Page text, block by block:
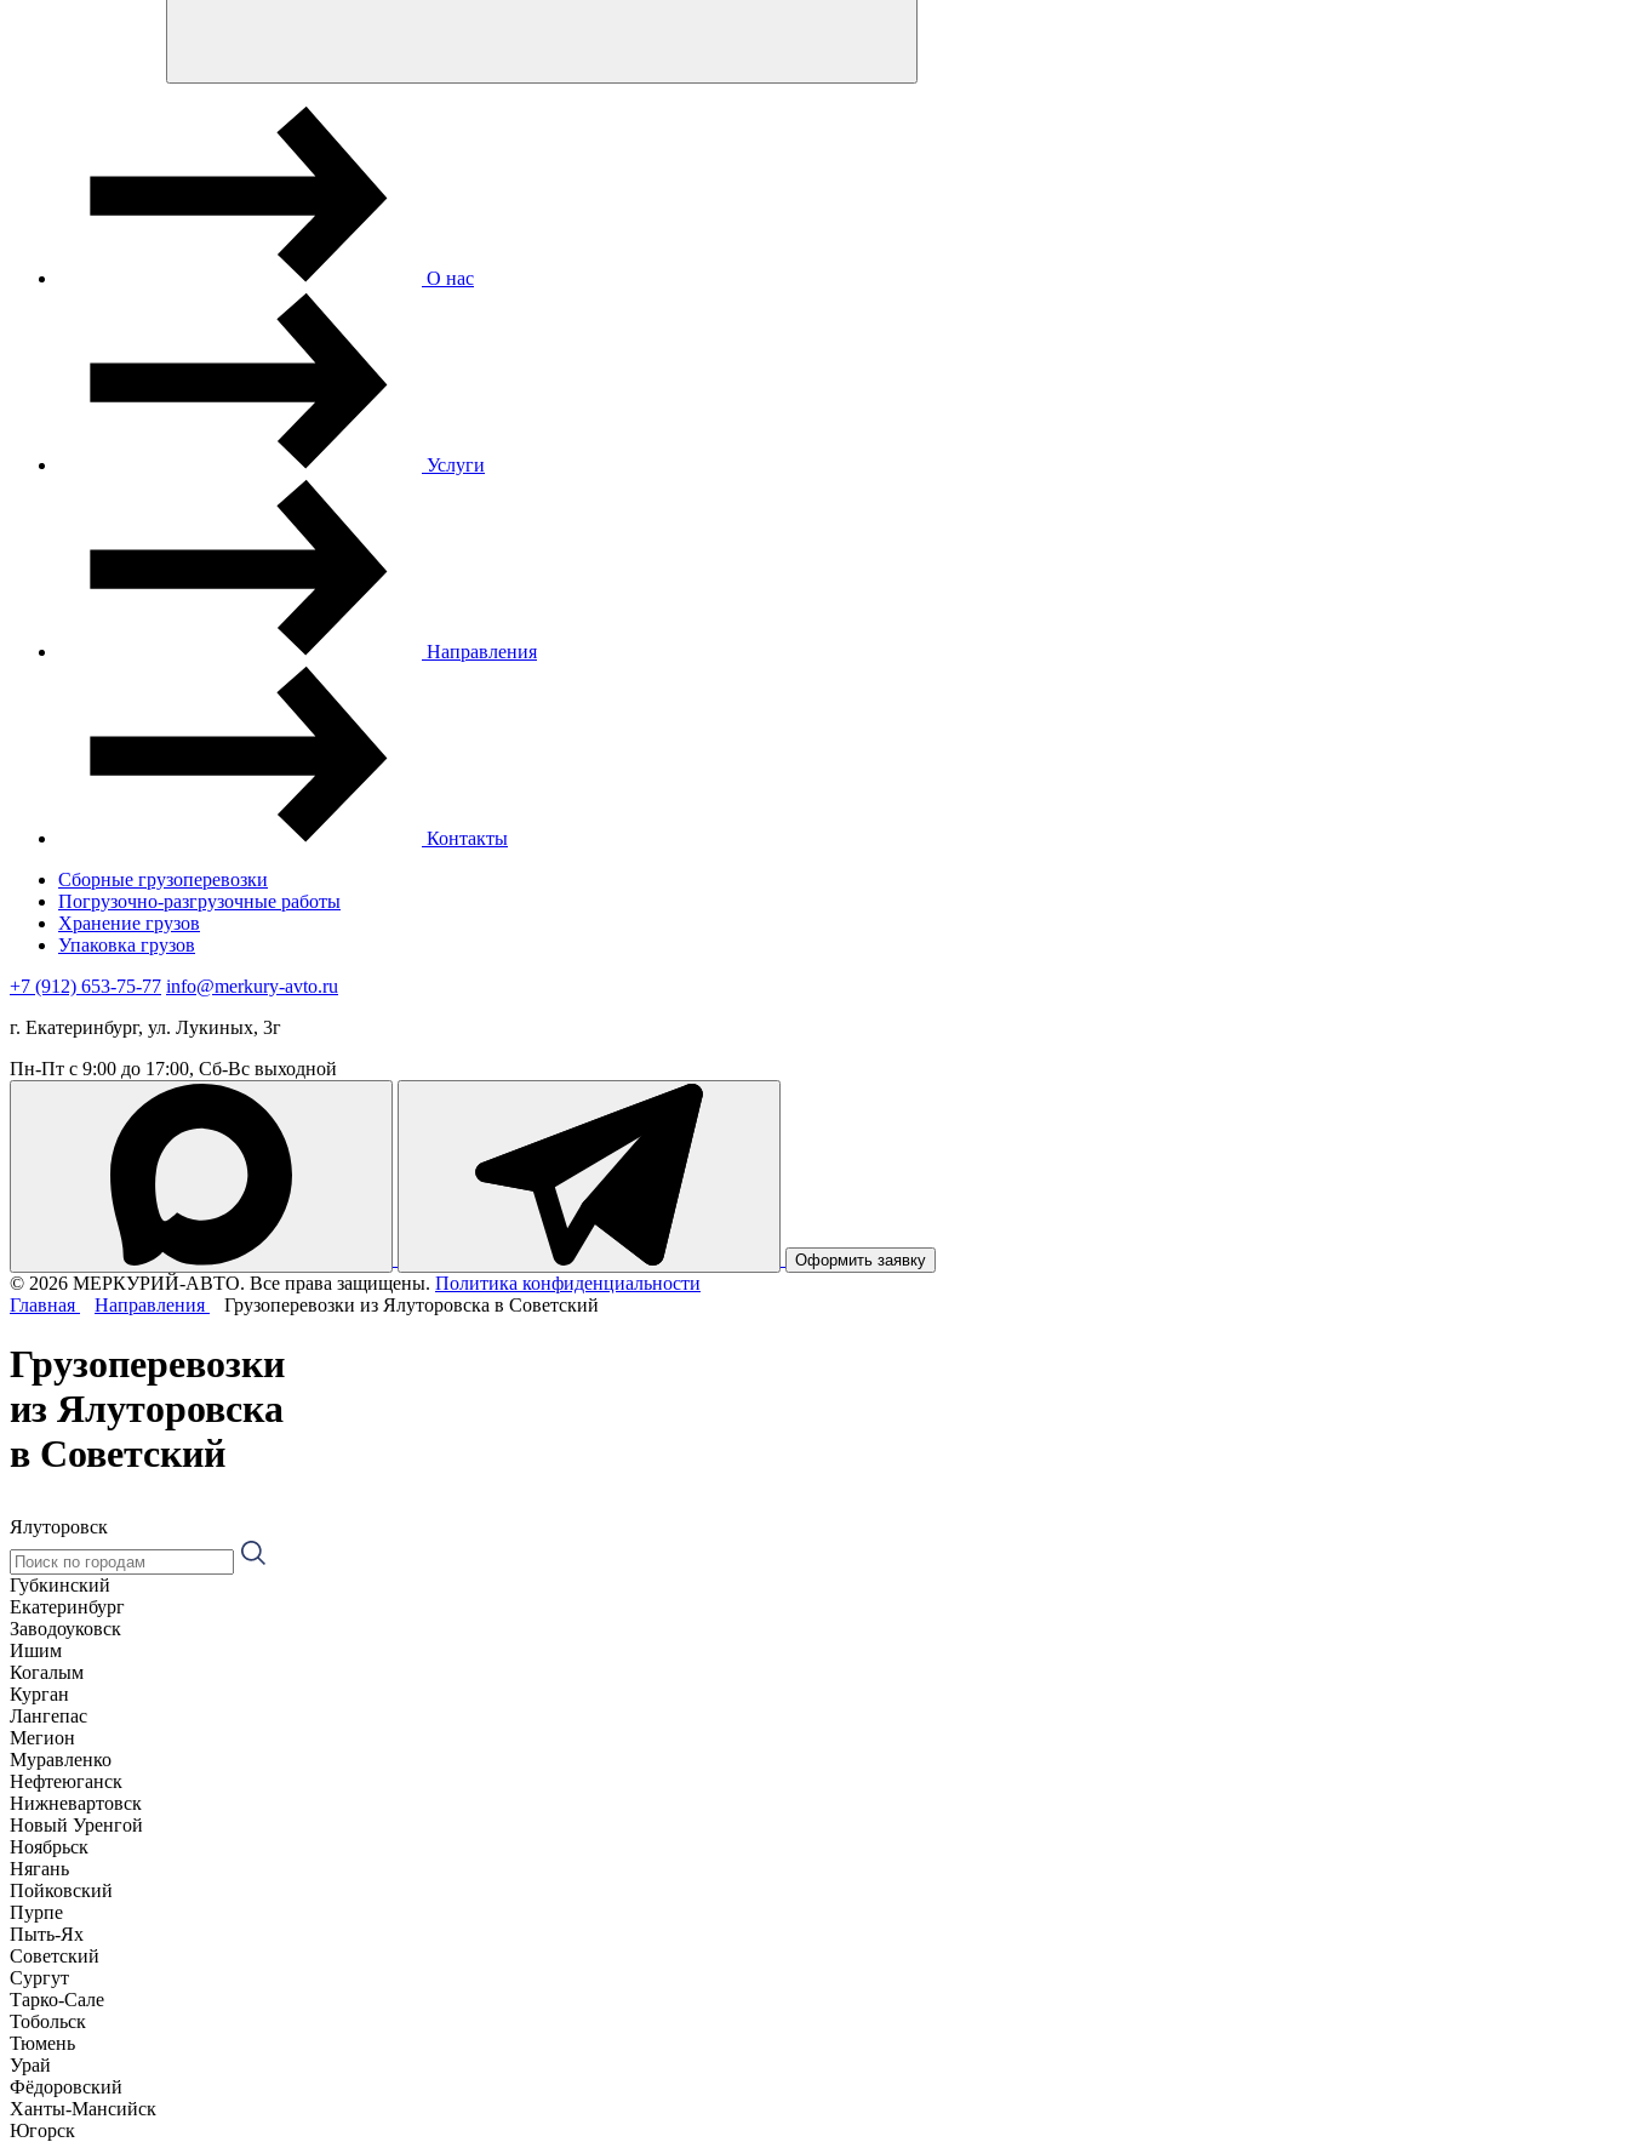
О нас
Услуги
Направления
Контакты
Сборные грузоперевозки
Погрузочно-разгрузочные работы
Хранение грузов
Упаковка грузов
+7 (912) 653-75-77 info@merkury-avto.ru
г. Екатеринбург, ул. Лукиных, 3г
Пн-Пт с 9:00 до 17:00, Сб-Вс выходной
Оформить заявку
© 2026 МЕРКУРИЙ-АВТО. Все права защищены. Политика конфиденциальности
Главная
Направления Грузоперевозки из Ялуторовска в Советский
Грузоперевозки
из Ялуторовска
в Советский
Ялуторовск
Губкинский
Екатеринбург
Заводоуковск
Ишим
Когалым
Курган
Лангепас
Мегион
Муравленко
Нефтеюганск
Нижневартовск
Новый Уренгой
Ноябрьск
Нягань
Пойковский
Пурпе
Пыть-Ях
Советский
Сургут
Тарко-Сале
Тобольск
Тюмень
Урай
Фёдоровский
Ханты-Мансийск
Югорск